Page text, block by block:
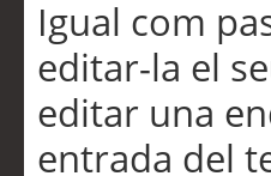
Igual com
editar-la el
editar una
entrada del